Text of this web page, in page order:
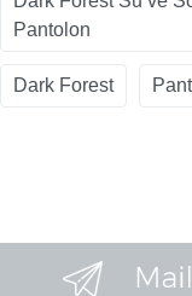
Pantolon
Dark Forest